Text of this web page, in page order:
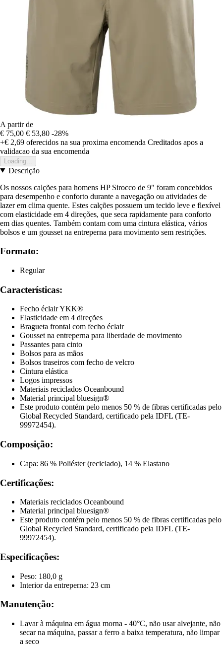
A partir de
€ 75,00 € 53,80 -28%
+€ 2,69 oferecidos na sua proxima encomenda Creditados apos a
validacao da sua encomenda
Loading...
Descrição
Os nossos calções para homens HP Sirocco de 9" foram concebidos
para desempenho e conforto durante a navegação ou atividades de
lazer em clima quente. Estes calções possuem um tecido leve e flexível
com elasticidade em 4 direções, que seca rapidamente para conforto
em dias quentes. Também contam com uma cintura elástica, vários
bolsos e um gousset na entreperna para movimento sem restrições.
Formato:
Regular
Características:
Fecho éclair YKK®
Elasticidade em 4 direções
Bragueta frontal com fecho éclair
Gousset na entreperna para liberdade de movimento
Passantes para cinto
Bolsos para as mãos
Bolsos traseiros com fecho de velcro
Cintura elástica
Logos impressos
Materiais reciclados Oceanbound
Material principal bluesign®
Este produto contém pelo menos 50 % de fibras certificadas pelo
Global Recycled Standard, certificado pela IDFL (TE-
99972454).
Composição:
Capa: 86 % Poliéster (reciclado), 14 % Elastano
Certificações:
Materiais reciclados Oceanbound
Material principal bluesign®
Este produto contém pelo menos 50 % de fibras certificadas pelo
Global Recycled Standard, certificado pela IDFL (TE-
99972454).
Especificações:
Peso: 180,0 g
Interior da entreperna: 23 cm
Manutenção:
Lavar à máquina em água morna - 40°C, não usar alvejante, não
secar na máquina, passar a ferro a baixa temperatura, não limpar
a seco